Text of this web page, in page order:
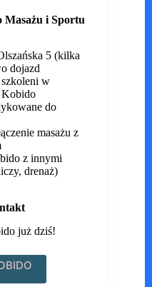
Masażu i Sportu
5 (kilka
dojazd
w
Kobido
do
masażu z
z innymi
drenaż)
już dziś!